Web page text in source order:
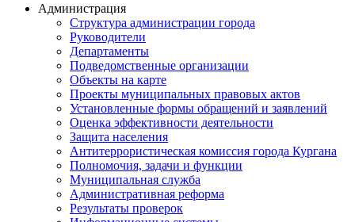
Администрация
Структура администрации города
Руководители
Департаменты
Подведомственные организации
Объекты на карте
Проекты муниципальных правовых актов
Установленные формы обращений и заявлений
Оценка эффективности деятельности
Защита населения
Антитеррористическая комиссия города Кургана
Полномочия, задачи и функции
Муниципальная служба
Административная реформа
Результаты проверок